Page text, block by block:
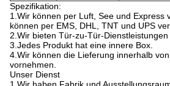
Spezifikation:
1. Wir können per Luft, See und Express
können per EMS, DHL, TNT und UPS
2. Wir bieten Tür-zu-Tür-Dienstleistungen
3. Jedes Produkt hat eine innere Box.
4. Wir können die Lieferung innerhalb
vornehmen.
Unser Dienst